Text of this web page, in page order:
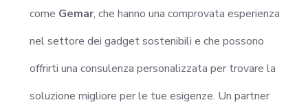
come Gemar, che hanno una comprovata esperienza
nel settore dei gadget sostenibili e che possono
offrirti una consulenza personalizzata per trovare la
soluzione migliore per le tue esigenze. Un partner